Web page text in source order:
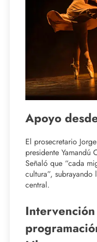
Apoyo
El prosecretario
presidente
Señaló que “cada
cultura”,
central.